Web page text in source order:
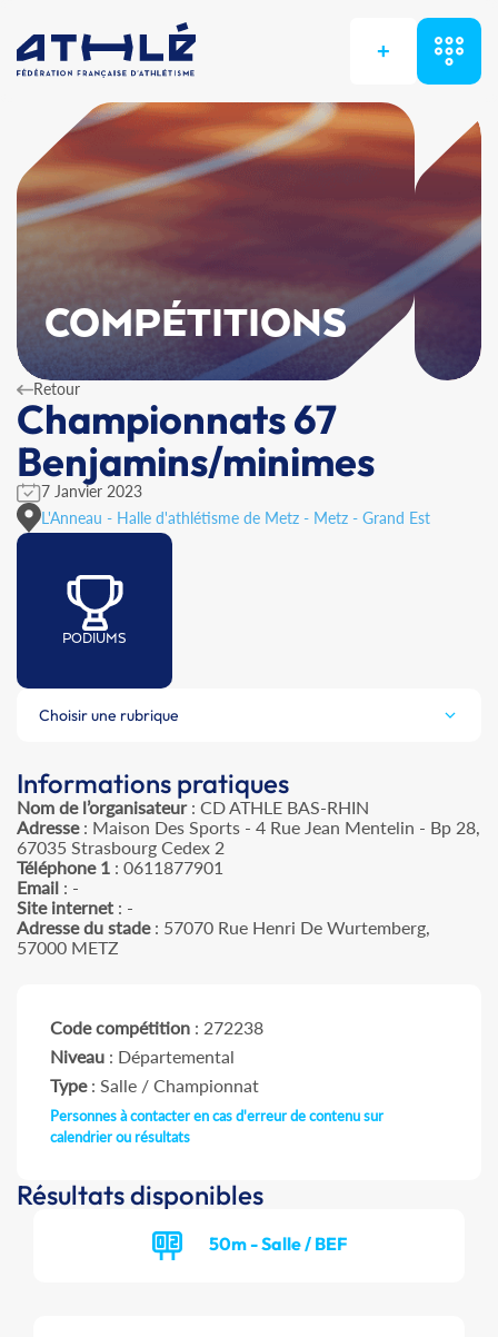
+
COMPÉTITIONS
Retour
Championnats 67
Benjamins/minimes
7 Janvier 2023
L'Anneau - Halle d'athlétisme de Metz - Metz - Grand Est
PODIUMS
Choisir une rubrique
Informations pratiques
Nom de l’organisateur: CD ATHLE BAS-RHIN
Adresse: Maison Des Sports - 4 Rue Jean Mentelin - Bp 28,
67035 Strasbourg Cedex 2
Téléphone 1 : 0611877901
Email : -
Site internet : -
Adresse du stade: 57070 Rue Henri De Wurtemberg,
57000 METZ
Code compétition : 272238
Niveau : Départemental
Type: Salle / Championnat
Personnes à contacter en cas d'erreur de contenu sur
calendrier ou résultats
Résultats disponibles
50m - Salle / BEF